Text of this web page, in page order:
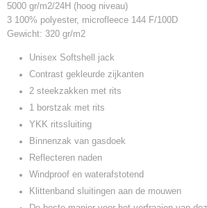
5000 gr/m2/24H (hoog niveau)
3 100% polyester, microfleece 144 F/100D
Gewicht: 320 gr/m2
Unisex Softshell jack
Contrast gekleurde zijkanten
2 steekzakken met rits
1 borstzak met rits
YKK ritssluiting
Binnenzak van gasdoek
Reflecteren naden
Windproof en waterafstotend
Klittenband sluitingen aan de mouwen